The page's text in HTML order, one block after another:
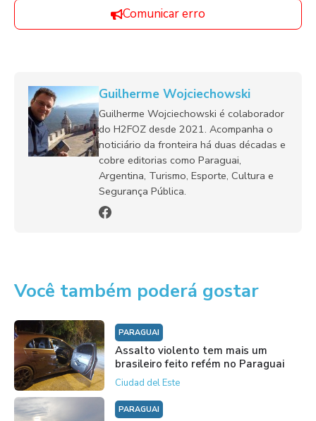
Comunicar erro
Guilherme Wojciechowski
Guilherme Wojciechowski é colaborador
do H2FOZ desde 2021. Acompanha o
noticiário da fronteira há duas décadas e
cobre editorias como Paraguai,
Argentina, Turismo, Esporte, Cultura e
Segurança Pública.
Você também poderá gostar
PARAGUAI
Assalto violento tem mais um
brasileiro feito refém no Paraguai
Ciudad del Este
PARAGUAI